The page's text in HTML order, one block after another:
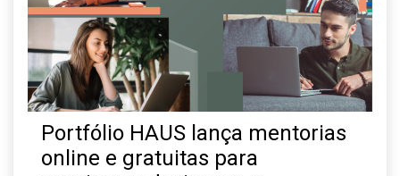
Portfólio HAUS lança mentorias
online e gratuitas para